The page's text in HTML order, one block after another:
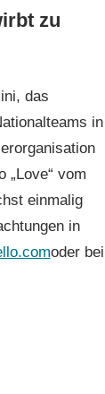
zu
das
in
„Love“ vom
einmalig
in
oder bei